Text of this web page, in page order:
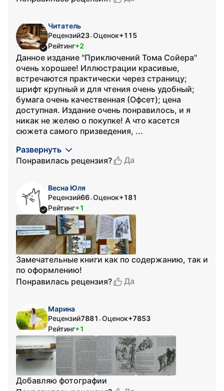
Читатель
Рецензий23•Оценок+115
Рейтинг+2
Данное издание "Приключений Тома Сойера"
очень хорошее! Иллюстрации красивые,
встречаются практически через страницу;
шрифт крупный и для чтения очень удобный;
бумага очень качественная (Офсет); цена
доступная. Издание очень понравилось, и я
никак не желею о покупке! А что касется
сюжета самого призведения, ...
Развернуть
Понравилась рецензия?
Да
Весна Юля
Рецензий66•Оценок+181
Рейтинг+1
Замечательные книги как по содержанию, так и
по оформлению!
Понравилась рецензия?
Да
Марина
Рецензий7881 •Оценок+7853
Рейтинг+1
Добавляю фотографии